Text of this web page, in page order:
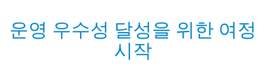
운영 우수성 달성을 위한 여정
시작